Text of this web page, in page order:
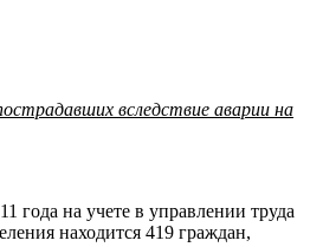
вследствие аварии на
года на учете в управлении труда
находится 419 граждан,